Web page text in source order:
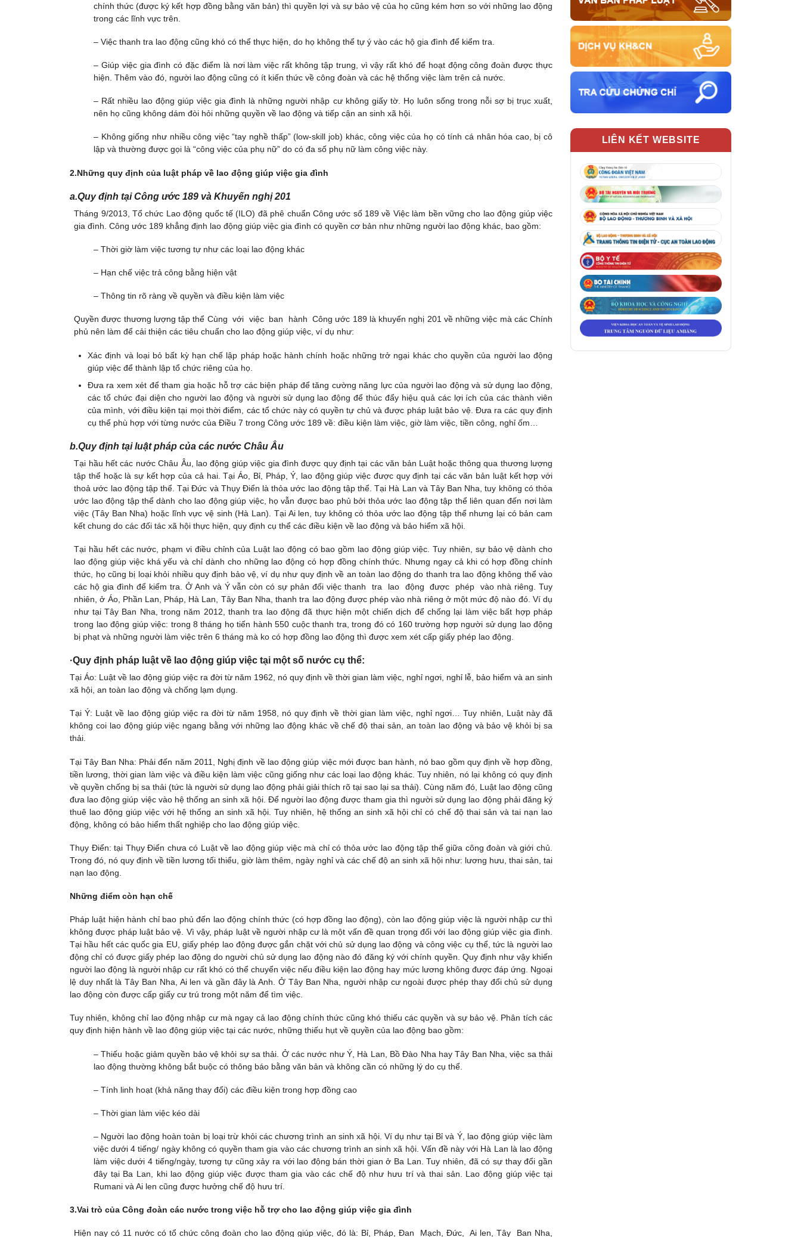
chính thức (được ký kết hợp đồng bằng văn bản) thì quyền lợi và sự bảo vệ của họ cũng kém hơn so với những lao động
trong các lĩnh vực trên.
– Việc thanh tra lao động cũng khó có thể thực hiện, do họ không thể tự ý vào các hộ gia đình để kiểm tra.
– Giúp việc gia đình có đặc điểm là nơi làm việc rất không tập trung, vì vậy rất khó để hoạt động công đoàn được thực
hiện. Thêm vào đó, người lao động cũng có ít kiến thức về công đoàn và các hệ thống việc làm trên cả nước.
– Rất nhiều lao động giúp việc gia đình là những người nhập cư không giấy tờ. Họ luôn sống trong nỗi sợ bị trục xuất,
nên họ cũng không dám đòi hỏi những quyền về lao động và tiếp cận an sinh xã hội.
– Không giống như nhiều công việc “tay nghề thấp” (low-skill job) khác, công việc của họ có tính cá nhân hóa cao, bị cô
lập và thường được gọi là “công việc của phụ nữ” do có đa số phụ nữ làm công việc này.
2.Những quy định của luật pháp về lao động giúp việc gia đình
a.Quy định tại Công ước 189 và Khuyến nghị 201
Tháng 9/2013, Tổ chức Lao động quốc tế (ILO) đã phê chuẩn Công ước số 189 về Việc làm bền vững cho lao động giúp việc
gia đình. Công ước 189 khẳng định lao động giúp việc gia đình có quyền cơ bản như những người lao động khác, bao gồm:
– Thời giờ làm việc tương tự như các loại lao động khác
– Hạn chế việc trả công bằng hiện vật
– Thông tin rõ ràng về quyền và điều kiện làm việc
Quyền được thương lượng tập thể Cùng với việc ban hành Công ước 189 là khuyến nghị 201 về những việc mà các Chính
phủ nên làm để cải thiện các tiêu chuẩn cho lao động giúp việc, ví dụ như:
Xác định và loại bỏ bất kỳ hạn chế lập pháp hoặc hành chính hoặc những trở ngại khác cho quyền của người lao động
giúp việc để thành lập tổ chức riêng của họ.
Đưa ra xem xét để tham gia hoặc hỗ trợ các biện pháp để tăng cường năng lực của người lao động và sử dụng lao động,
các tổ chức đại diện cho người lao động và người sử dụng lao động để thúc đẩy hiệu quả các lợi ích của các thành viên
của mình, với điều kiện tại mọi thời điểm, các tổ chức này có quyền tự chủ và được pháp luật bảo vệ. Đưa ra các quy định
cụ thể phù hợp với từng nước của Điều 7 trong Công ước 189 về: điều kiện làm việc, giờ làm việc, tiền công, nghỉ ốm…
b.Quy định tại luật pháp của các nước Châu Âu
Tại hầu hết các nước Châu Âu, lao động giúp việc gia đình được quy định tại các văn bản Luật hoặc thông qua thương lượng
tập thể hoặc là sự kết hợp của cả hai. Tại Áo, Bỉ, Pháp, Ý, lao động giúp việc được quy định tại các văn bản luật kết hợp với
thoả ước lao động tập thể. Tại Đức và Thụy Điển là thỏa ước lao động tập thể. Tại Hà Lan và Tây Ban Nha, tuy không có thỏa
ước lao động tập thể dành cho lao động giúp việc, họ vẫn được bao phủ bởi thỏa ước lao động tập thể liên quan đến nơi làm
việc (Tây Ban Nha) hoặc lĩnh vực vệ sinh (Hà Lan). Tại Ai len, tuy không có thỏa ước lao động tập thể nhưng lại có bản cam
kết chung do các đối tác xã hội thực hiện, quy định cụ thể các điều kiện về lao động và bảo hiểm xã hội.
Tại hầu hết các nước, phạm vi điều chỉnh của Luật lao động có bao gồm lao động giúp việc. Tuy nhiên, sự bảo vệ dành cho
lao động giúp việc khá yếu và chỉ dành cho những lao động có hợp đồng chính thức. Nhưng ngay cả khi có hợp đồng chính
thức, họ cũng bị loại khỏi nhiều quy định bảo vệ, ví dụ như quy định về an toàn lao động do thanh tra lao động không thể vào
các hộ gia đình để kiểm tra. Ở Anh và Ý vẫn còn có sự phản đối việc thanh tra lao động được phép vào nhà riêng. Tuy
nhiên, ở Áo, Phần Lan, Pháp, Hà Lan, Tây Ban Nha, thanh tra lao động được phép vào nhà riêng ở một mức độ nào đó. Ví dụ
như tại Tây Ban Nha, trong năm 2012, thanh tra lao động đã thực hiện một chiến dịch để chống lại làm việc bất hợp pháp
trong lao động giúp việc: trong 8 tháng họ tiến hành 550 cuộc thanh tra, trong đó có 160 trường hợp người sử dụng lao động
bị phạt và những người làm việc trên 6 tháng mà ko có hợp đồng lao động thì được xem xét cấp giấy phép lao động.
·Quy định pháp luật về lao động giúp việc tại một số nước cụ thể:
Tại Áo: Luật về lao động giúp việc ra đời từ năm 1962, nó quy định về thời gian làm việc, nghỉ ngơi, nghỉ lễ, bảo hiểm và an sinh
xã hội, an toàn lao động và chống lạm dụng.
Tại Ý: Luật về lao động giúp việc ra đời từ năm 1958, nó quy định về thời gian làm việc, nghỉ ngơi… Tuy nhiên, Luật này đã
không coi lao động giúp việc ngang bằng với những lao động khác về chế độ thai sản, an toàn lao động và bảo vệ khỏi bị sa
thải.
Tại Tây Ban Nha: Phải đến năm 2011, Nghị định về lao động giúp việc mới được ban hành, nó bao gồm quy định về hợp đồng,
tiền lương, thời gian làm việc và điều kiện làm việc cũng giống như các loại lao động khác. Tuy nhiên, nó lại không có quy định
về quyền chống bị sa thải (tức là người sử dụng lao động phải giải thích rõ tại sao lại sa thải). Cùng năm đó, Luật lao động cũng
đưa lao động giúp việc vào hệ thống an sinh xã hội. Để người lao động được tham gia thì người sử dụng lao động phải đăng ký
thuê lao động giúp việc với hệ thống an sinh xã hội. Tuy nhiên, hệ thống an sinh xã hội chỉ có chế độ thai sản và tai nạn lao
động, không có bảo hiểm thất nghiệp cho lao động giúp việc.
Thụy Điển: tại Thụy Điển chưa có Luật về lao động giúp việc mà chỉ có thỏa ước lao động tập thể giữa công đoàn và giới chủ.
Trong đó, nó quy định về tiền lương tối thiểu, giờ làm thêm, ngày nghỉ và các chế độ an sinh xã hội như: lương hưu, thai sản, tai
nạn lao động.
Những điểm còn hạn chế
Pháp luật hiện hành chỉ bao phủ đến lao động chính thức (có hợp đồng lao động), còn lao động giúp việc là người nhập cư thì
không được pháp luật bảo vệ. Vì vậy, pháp luật về người nhập cư là một vấn đề quan trọng đối với lao động giúp việc gia đình.
Tại hầu hết các quốc gia EU, giấy phép lao động được gắn chặt với chủ sử dụng lao động và công việc cụ thể, tức là người lao
động chỉ có được giấy phép lao động do người chủ sử dụng lao động nào đó đăng ký với chính quyền. Quy định như vậy khiến
người lao động là người nhập cư rất khó có thể chuyển việc nếu điều kiện lao động hay mức lương không được đáp ứng. Ngoại
lệ duy nhất là Tây Ban Nha, Ai len và gần đây là Anh. Ở Tây Ban Nha, người nhập cư ngoài được phép thay đổi chủ sử dụng
lao động còn được cấp giấy cư trú trong một năm để tìm việc.
Tuy nhiên, không chỉ lao động nhập cư mà ngay cả lao động chính thức cũng khó thiếu các quyền và sự bảo vệ. Phân tích các
quy định hiện hành về lao động giúp việc tại các nước, những thiếu hụt về quyền của lao động bao gồm:
– Thiếu hoặc giảm quyền bảo vệ khỏi sự sa thải. Ở các nước như Ý, Hà Lan, Bồ Đào Nha hay Tây Ban Nha, việc sa thải
lao động thường không bắt buộc có thông báo bằng văn bản và không cần có những lý do cụ thể.
– Tính linh hoạt (khả năng thay đổi) các điều kiện trong hợp đồng cao
– Thời gian làm việc kéo dài
– Người lao động hoàn toàn bị loại trừ khỏi các chương trình an sinh xã hội. Ví dụ như tại Bỉ và Ý, lao động giúp việc làm
việc dưới 4 tiếng/ ngày không có quyền tham gia vào các chương trình an sinh xã hội. Vấn đề này với Hà Lan là lao động
làm việc dưới 4 tiếng/ngày, tương tự cũng xảy ra với lao động bán thời gian ở Ba Lan. Tuy nhiên, đã có sự thay đổi gần
đây tại Ba Lan, khi lao động giúp việc được tham gia vào các chế độ như hưu trí và thai sản. Lao động giúp việc tại
Rumani và Ai len cũng được hưởng chế độ hưu trí.
3.Vai trò của Công đoàn các nước trong việc hỗ trợ cho lao động giúp việc gia đình
Hiện nay có 11 nước có tổ chức công đoàn cho lao động giúp việc, đó là: Bỉ, Pháp, Đan Mạch, Đức, Ai len, Tây Ban Nha,
LIÊN KẾT WEBSITE